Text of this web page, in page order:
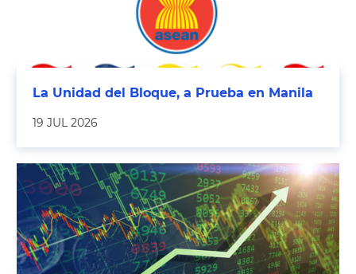
La Unidad del Bloque, a Prueba en Manila
19 JUL 2026